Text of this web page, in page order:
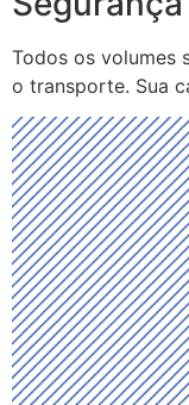
Todos os volumes
o transporte. Sua